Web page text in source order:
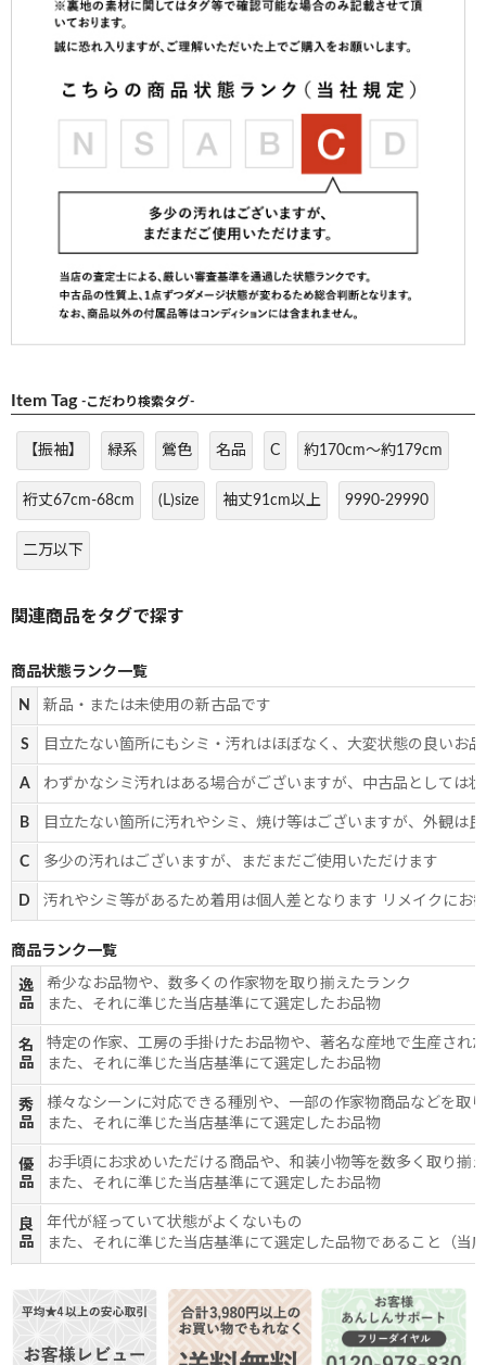
Item Tag -こだわり検索タグ-
【振袖】 緑系 鶯色 名品 C 約170cm～約179cm
裄丈67cm-68cm (L)size 袖丈91cm以上 9990-29990
二万以下
商品状態ランク一覧
N 新品・または未使用の新古品です
S 目立たない箇所にもシミ・汚れはほぼなく、大変状態の良いお
A わずかなシミ汚れはある場合がございますが、中古品としては
B 目立たない箇所に汚れやシミ、焼け等はございますが、外観は
C 多少の汚れはございますが、まだまだご使用いただけます
D 汚れやシミ等があるため着用は個人差となります リメイクにお
商品ランク一覧
逸
品
希少なお品物や、数多くの作家物を取り揃えたランク
また、それに準じた当店基準にて選定したお品物
名
品
特定の作家、工房の手掛けたお品物や、著名な産地で生産され
また、それに準じた当店基準にて選定したお品物
秀
品
様々なシーンに対応できる種別や、一部の作家物商品などを取
また、それに準じた当店基準にて選定したお品物
優
品
お手頃にお求めいただける商品や、和装小物等を数多く取り揃
また、それに準じた当店基準にて選定したお品物
良
品
年代が経っていて状態がよくないもの
また、それに準じた当店基準にて選定した品物であること（当